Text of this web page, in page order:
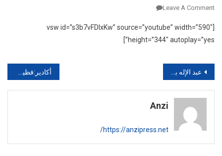
Leave A Comment
فيديو
صادم
اغتصابها
اطفالها
[vsw id=”s3b7vFDIxKw” source=”youtube” width=”590″
height=”344″ autoplay=”yes”]
تصفّح
المقالات
عبد الإله بنكيران انفجر في وجه لحسن الداودي بسبب الأطباء الأساتذة
Anzi
https://anzipress.net/